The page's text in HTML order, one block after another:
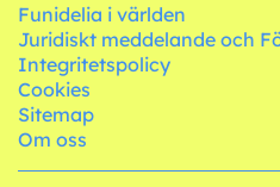
Funidelia i världen
Juridiskt meddelande och
Integritetspolicy
Cookies
Sitemap
Om oss